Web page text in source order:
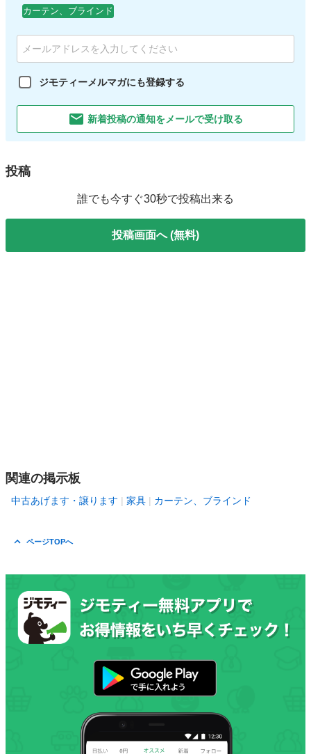
カーテン、ブラインド
ジモティーメルマガにも登録する
新着投稿の通知をメールで受け取る
投稿
誰でも今すぐ30秒で投稿出来る
投稿画面へ (無料)
関連の掲示板
中古あげます・譲ります 家具 カーテン、ブラインド
ページTOPへ